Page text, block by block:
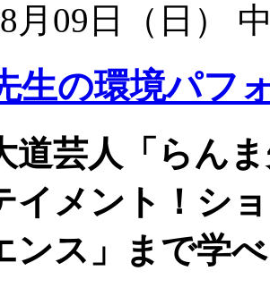
月09日（日）
生の環境パフ
道芸人「らん
イメント！シ
ンス」まで学